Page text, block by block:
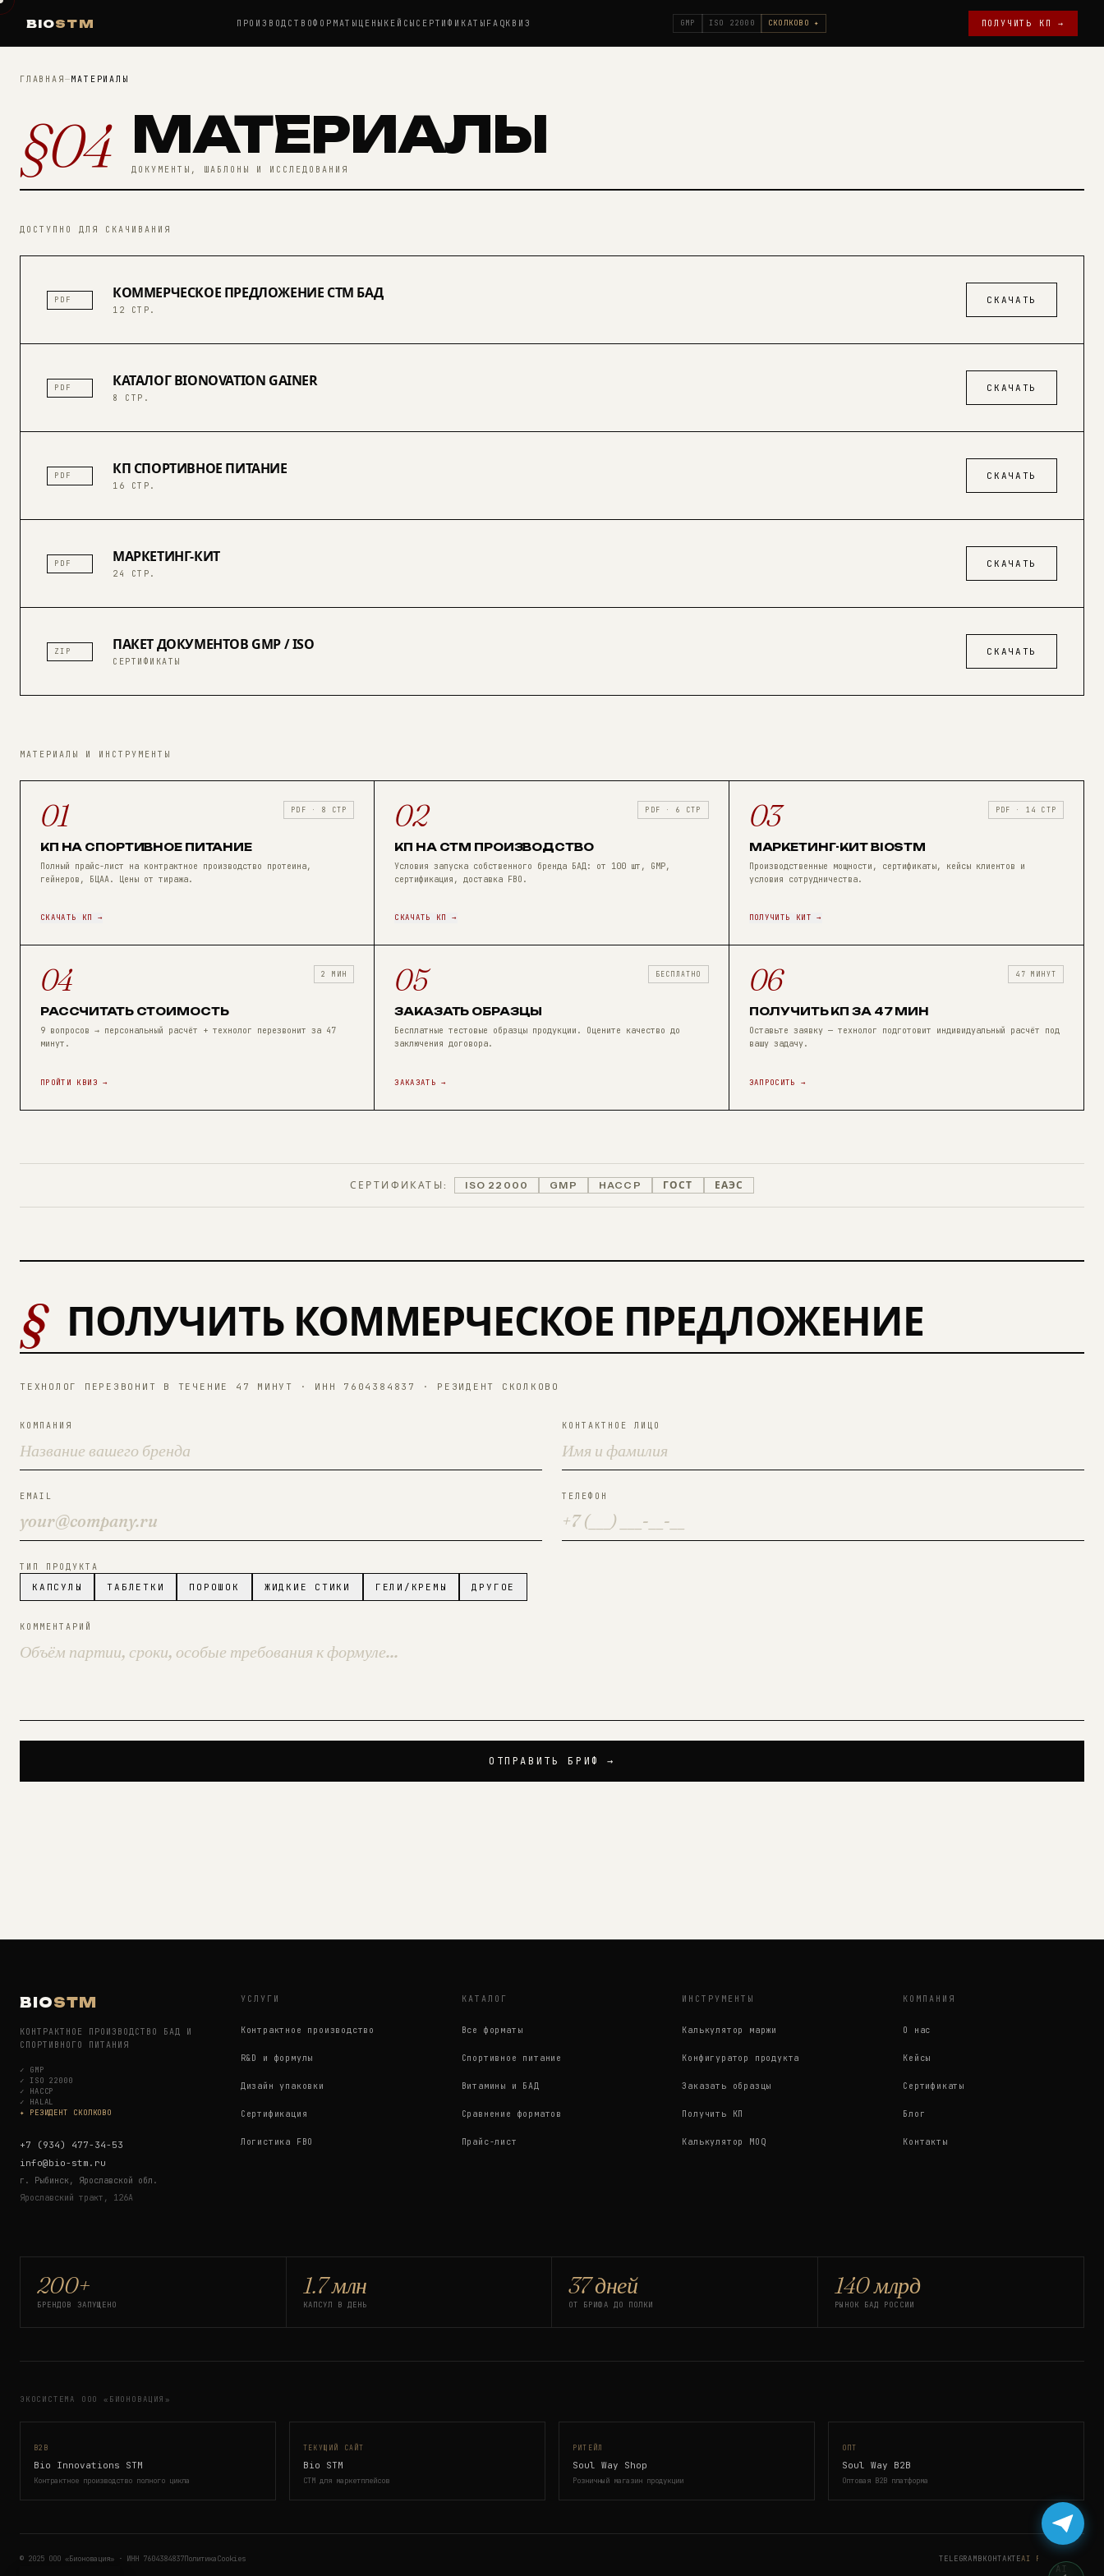
BIOSTM ПРОИЗВОДСТВОФОРМАТЫ ЦЕНЫ КЕЙСЫ СЕРТИФИКАТЫ FAQКВИЗ GMP ISO 22000 СКОЛКОВО ✦ ПОЛУЧИТЬ КП →
ГЛАВНАЯ—МАТЕРИАЛЫ
§04 МАТЕРИАЛЫ
ДОКУМЕНТЫ, ШАБЛОНЫ И ИССЛЕДОВАНИЯ
ДОСТУПНО ДЛЯ СКАЧИВАНИЯ
PDF КОММЕРЧЕСКОЕ ПРЕДЛОЖЕНИЕ СТМ БАД
12 СТР.
СКАЧАТЬ
PDF КАТАЛОГ BIONOVATION GAINER
8 СТР.
СКАЧАТЬ
PDF КП СПОРТИВНОЕ ПИТАНИЕ
16 СТР.
СКАЧАТЬ
PDF МАРКЕТИНГ-КИТ
24 СТР.
СКАЧАТЬ
ZIP ПАКЕТ ДОКУМЕНТОВ GMP / ISO
СЕРТИФИКАТЫ
СКАЧАТЬ
МАТЕРИАЛЫ И ИНСТРУМЕНТЫ
01 PDF · 8 СТР
КП НА СПОРТИВНОЕ ПИТАНИЕ
Полный прайс-лист на контрактное производство протеина,
гейнеров, БЦАА. Цены от тиража.
СКАЧАТЬ КП →
02 PDF · 6 СТР
КП НА СТМ ПРОИЗВОДСТВО
Условия запуска собственного бренда БАД: от 100 шт, GMP,
сертификация, доставка FBO.
СКАЧАТЬ КП →
03 PDF · 14 СТР
МАРКЕТИНГ-КИТ BIOSTM
Производственные мощности, сертификаты, кейсы клиентов и
условия сотрудничества.
ПОЛУЧИТЬ КИТ →
04 2 МИН
РАССЧИТАТЬ СТОИМОСТЬ
9 вопросов → персональный расчёт + технолог перезвонит за 47
минут.
ПРОЙТИ КВИЗ →
05 БЕСПЛАТНО
ЗАКАЗАТЬ ОБРАЗЦЫ
Бесплатные тестовые образцы продукции. Оцените качество до
заключения договора.
ЗАКАЗАТЬ →
06 47 МИНУТ
ПОЛУЧИТЬ КП ЗА 47 МИН
Оставьте заявку — технолог подготовит индивидуальный расчёт под
вашу задачу.
ЗАПРОСИТЬ →
СЕРТИФИКАТЫ: ISO 22000 GMP HACCP ГОСТ ЕАЭС
§ ПОЛУЧИТЬ КОММЕРЧЕСКОЕ ПРЕДЛОЖЕНИЕ
ТЕХНОЛОГ ПЕРЕЗВОНИТ В ТЕЧЕНИЕ 47 МИНУТ · ИНН 7604384837 · РЕЗИДЕНТ СКОЛКОВО
КОМПАНИЯ КОНТАКТНОЕ ЛИЦО
EMAIL ТЕЛЕФОН
ТИП ПРОДУКТА
КАПСУЛЫ ТАБЛЕТКИ ПОРОШОК ЖИДКИЕ СТИКИ ГЕЛИ/КРЕМЫ ДРУГОЕ
КОММЕНТАРИЙ
ОТПРАВИТЬ БРИФ →
BIOSTM
КОНТРАКТНОЕ ПРОИЗВОДСТВО БАД И
СПОРТИВНОГО ПИТАНИЯ
✓ GMP
✓ ISO 22000
✓ HACCP
✓ HALAL
✦ РЕЗИДЕНТ СКОЛКОВО
+7 (934) 477-34-53
info@bio-stm.ru
г. Рыбинск, Ярославской обл.
Ярославский тракт, 126А
УСЛУГИ
Контрактное производство
R&D и формулы
Дизайн упаковки
Сертификация
Логистика FBO
КАТАЛОГ
Все форматы
Спортивное питание
Витамины и БАД
Сравнение форматов
Прайс-лист
ИНСТРУМЕНТЫ
Калькулятор маржи
Конфигуратор продукта
Заказать образцы
Получить КП
Калькулятор MOQ
КОМПАНИЯ
О нас
Кейсы
Сертификаты
Блог
Контакты
200+
БРЕНДОВ ЗАПУЩЕНО
1.7 млн
КАПСУЛ В ДЕНЬ
37 дней
ОТ БРИФА ДО ПОЛКИ
140 млрд
РЫНОК БАД РОССИИ
ЭКОСИСТЕМА ООО «БИОНОВАЦИЯ»
B2B
Bio Innovations STM
Контрактное производство полного цикла
ТЕКУЩИЙ САЙТ
Bio STM
СТМ для маркетплейсов
РИТЕЙЛ
Soul Way Shop
Розничный магазин продукции
ОПТ
Soul Way B2B
Оптовая B2B платформа
© 2025 ООО «Бионовация» · ИНН 7604384837ПолитикаCookies TELEGRAMВКОНТАКТЕAI PLATFORM ↗
AI